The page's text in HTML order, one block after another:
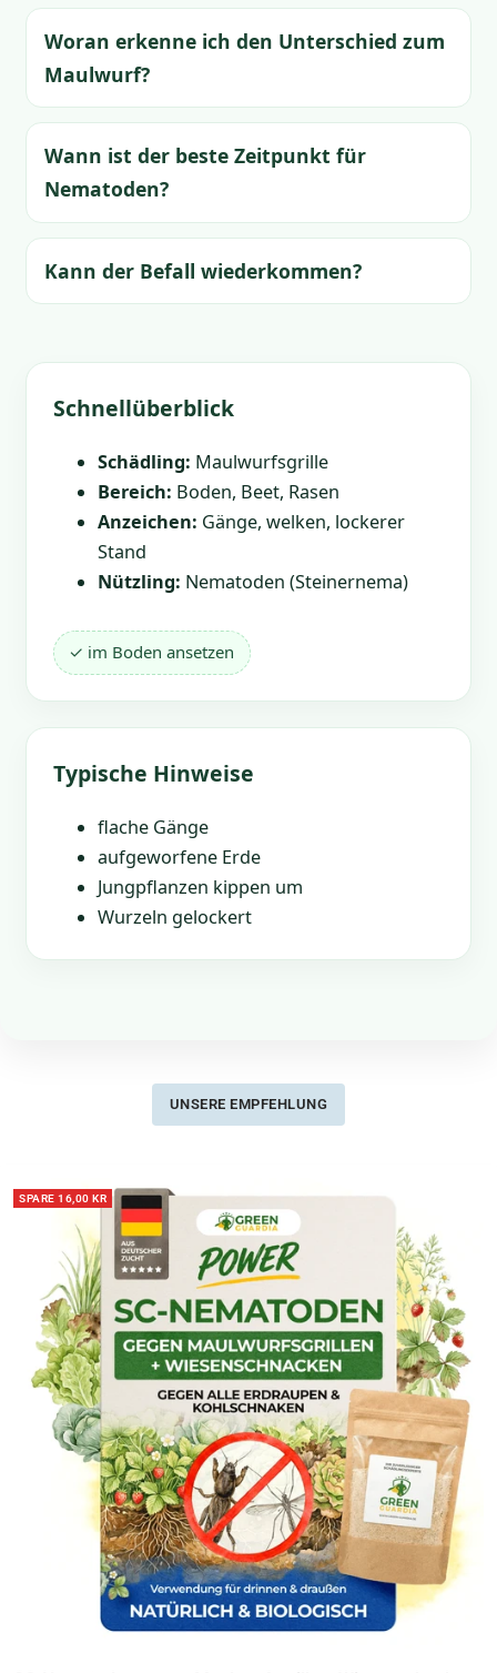
UNSERE EMPFEHLUNG
SPARE 16,00 KR
Woran erkenne ich den Unterschied zum
Maulwurf?
Wann ist der beste Zeitpunkt für
Nematoden?
Kann der Befall wiederkommen?
Schnellüberblick
Schädling: Maulwurfsgrille
Bereich: Boden, Beet, Rasen
Anzeichen: Gänge, welken, lockerer
Stand
Nützling: Nematoden (Steinernema)
✓ im Boden ansetzen
Typische Hinweise
flache Gänge
aufgeworfene Erde
Jungpflanzen kippen um
Wurzeln gelockert